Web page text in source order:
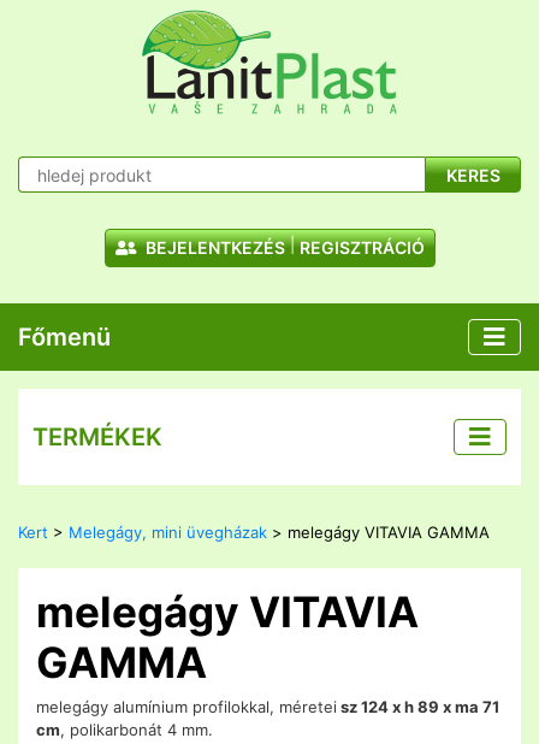
KERES
BEJELENTKEZÉS REGISZTRÁCIÓ
Főmenü
TERMÉKEK
Kert > Melegágy, mini üvegházak > melegágy VITAVIA GAMMA
melegágy VITAVIA
GAMMA
melegágy alumínium profilokkal, méretei sz 124 x h 89 x ma 71
cm, polikarbonát 4 mm.